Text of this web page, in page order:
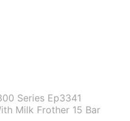
Series Ep3341
Milk Frother 15 Bar